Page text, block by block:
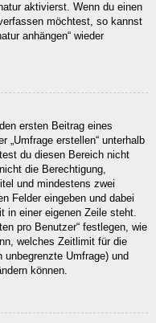
aktivierst. Wenn du einen
möchtest, so kannst
anhängen“ wieder
ersten Beitrag eines
„Umfrage erstellen“ unterhalb
du diesen Bereich nicht
die Berechtigung,
und mindestens zwei
Felder eingeben und dabei
in einer eigenen Zeile steht.
pro Benutzer“ festlegen, wie
welches Zeitlimit für die
Umfrage) und
können.